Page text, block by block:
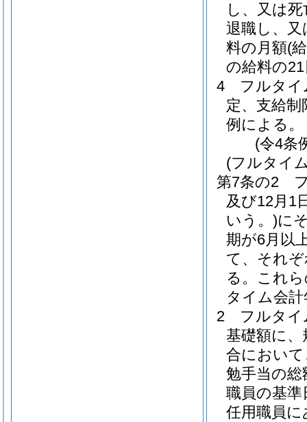
し、又は
退職し、
料の月額(
の給料の
4
フルタイ
定、支給
例による。
(令4条
(フルタイ
第7条の2
及び12月1
いう。)に
期が6月以
て、それ
る。 これ
タイム会
2
フルタイ
基礎額に
合におい
勉手当の
職員の基準
任用職員